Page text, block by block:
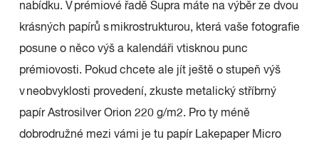
nabídku. V prémiové řadě Supra máte na výběr ze dvou
krásných papírů s mikrostrukturou, která vaše fotografie
posune o něco výš a kalendáři vtisknou punc
prémiovosti. Pokud chcete ale jít ještě o stupeň výš
v neobvyklosti provedení, zkuste metalický stříbrný
papír Astrosilver Orion 220 g/m2. Pro ty méně
dobrodružné mezi vámi je tu papír Lakepaper Micro